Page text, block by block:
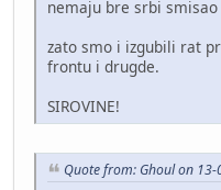
nemaju bre srbi
zato smo i izgubili rat
frontu i drugde.
SIROVINE!
Quote from: Ghoul on